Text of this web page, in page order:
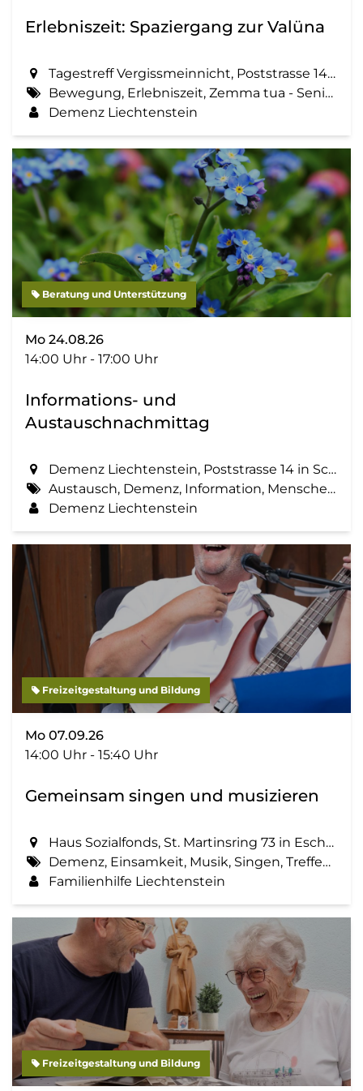
Erlebniszeit: Spaziergang zur Valüna
Tagestreff Vergissmeinnicht, Poststrasse 14 in Schaan
Bewegung, Erlebniszeit, Zemma tua - Senioren gemeinsam aktiv, Spaziergang, Geselligkeit
Demenz Liechtenstein
Beratung und Unterstützung
Mo 24.08.26
14:00 Uhr - 17:00 Uhr
Informations- und
Austauschnachmittag
Demenz Liechtenstein, Poststrasse 14 in Schaan
Austausch, Demenz, Information, Menschen mit Demenz, Zemma tua - Senioren gemeinsam aktiv
Demenz Liechtenstein
Freizeitgestaltung und Bildung
Mo 07.09.26
14:00 Uhr - 15:40 Uhr
Gemeinsam singen und musizieren
Haus Sozialfonds, St. Martinsring 73 in Eschen
Demenz, Einsamkeit, Musik, Singen, Treffen, Zemma tua - Senioren gemeinsam aktiv
Familienhilfe Liechtenstein
Freizeitgestaltung und Bildung